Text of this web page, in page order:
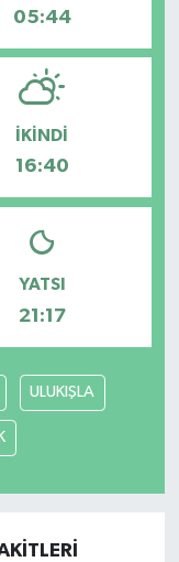
05:44
İKINDI
16:40
YATSI
21:17
ULUKIŞLA